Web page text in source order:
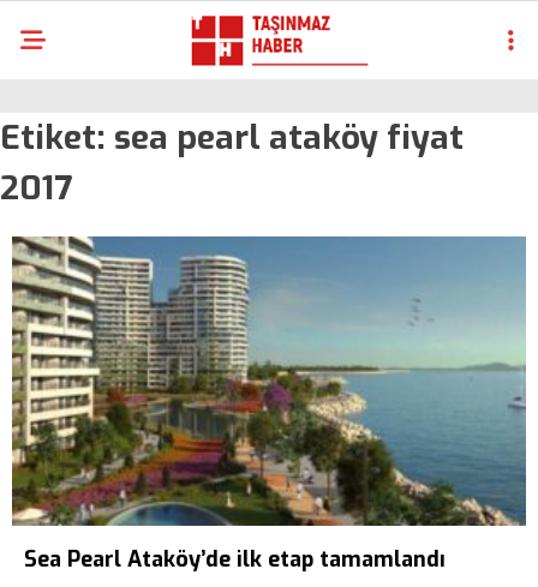
Etiket: sea pearl ataköy fiyat
2017
Sea Pearl Ataköy’de ilk etap tamamlandı